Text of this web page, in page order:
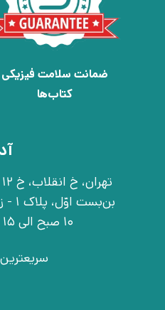
ضمانت سلامت فیزیکی
کتاب‌ها
10 صبح الی 15 (3 بعد از ظهر) - قبل از تشریف آوردن تماس بگیرید